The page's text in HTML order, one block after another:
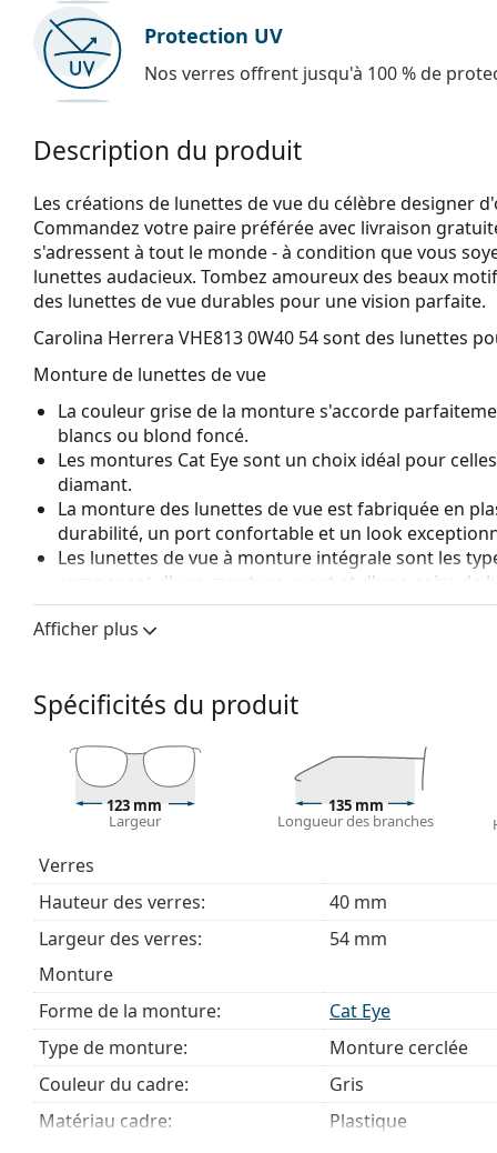
Protection UV
Nos verres offrent jusqu'à 100 % de
Description du produit
Les créations de lunettes de vue du célèbre designer
Commandez votre paire préférée avec livraison
s'adressent à tout le monde - à condition que vous
lunettes audacieux. Tombez amoureux des beaux
des lunettes de vue durables pour une vision parfaite.
Carolina Herrera VHE813 0W40 54sont des lunettes
Monture de lunettes de vue
La couleur grise de la monture s'accorde
blancs ou blond foncé.
Les montures Cat Eye sont un choix idéal pour
diamant.
La monture des lunettes de vue est fabriquée en
durabilité, un port confortable et un look
Les lunettes de vue à monture intégrale sont les
composent d'une monture avant et d'une paire de
votre style grâce à leur design remarquable. L'un
fait qu'elles enferment entièrement le verre, et
Accessoires
Nous livrons les lunettes dans leur étui d'origine.
Le chiffon fourni est idéal pour le nettoyage et
livrés avec un sac en tissu au lieu d'un chiffon.
Explorez la gamme complète delunettes de vue pour
des lunettes si vous avez besoin d'aide pour choisir.
Ceci est un dispositif médical. Lisez le mode d'emploi
Afficher plus
Spécificités du produit
123 mm
Largeur
135 mm
Longueur des branches
Verres
Hauteur des verres:
40 mm
Largeur des verres:
54 mm
Monture
Forme de la monture:
Cat Eye
Type de monture:
Monture cerclée
Couleur du cadre:
Gris
Matériau cadre:
Plastique